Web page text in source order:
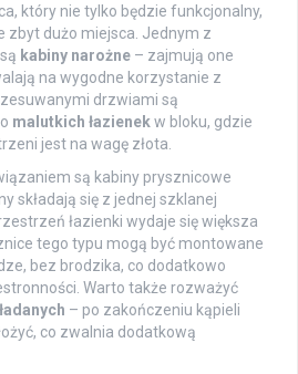
który nie tylko będzie funkcjonalny,
zbyt dużo miejsca. Jednym z
kabiny narożne – zajmują one
na wygodne korzystanie z
drzwiami są
malutkich łazienekw bloku, gdzie
jest na wagę złota.
są kabiny prysznicowe
składają się z jednej szklanej
łazienki wydaje się większa
tego typu mogą być montowane
bez brodzika, co dodatkowo
Warto także rozważyć
– po zakończeniu kąpieli
co zwalnia dodatkową